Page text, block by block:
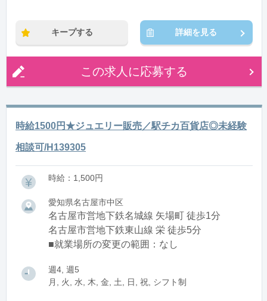
キープする 詳細を見る
この求人に応募する
時給1500円★ジュエリー販売／駅チカ百貨店◎未経験
相談可/H139305
時給：1,500円
愛知県名古屋市中区
名古屋市営地下鉄名城線 矢場町 徒歩1分
名古屋市営地下鉄東山線 栄 徒歩5分
■就業場所の変更の範囲：なし
週4, 週5
月, 火, 水, 木, 金, 土, 日, 祝, シフト制